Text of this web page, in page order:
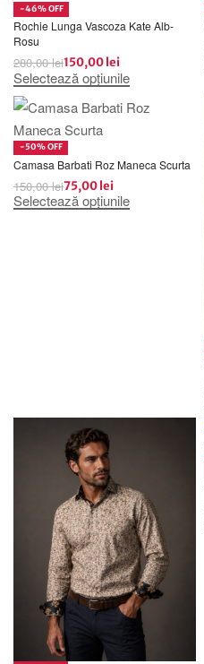
-46% OFF
Rochie Lunga Vascoza Kate Alb-
Rosu
280,00lei150,00lei
Selectează opțiunile
-50% OFF
Camasa Barbati Roz Maneca Scurta
150,00lei75,00lei
Selectează opțiunile